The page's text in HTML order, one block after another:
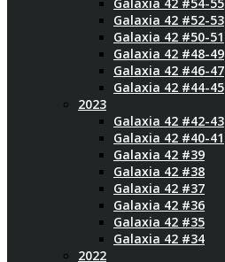
Galaxia 42 #52-53
Galaxia 42 #50-51
Galaxia 42 #48-49
Galaxia 42 #46-47
Galaxia 42 #44-45
2023
Galaxia 42 #42-43
Galaxia 42 #40-41
Galaxia 42 #39
Galaxia 42 #38
Galaxia 42 #37
Galaxia 42 #36
Galaxia 42 #35
Galaxia 42 #34
2022